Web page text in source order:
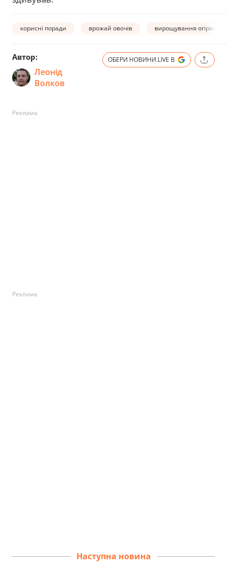
корисні поради врожай овочів вирощування огірків
Автор:
Леонід
Волков
ОБЕРИ НОВИНИ.LIVE В
Реклама
Реклама
Наступна новина